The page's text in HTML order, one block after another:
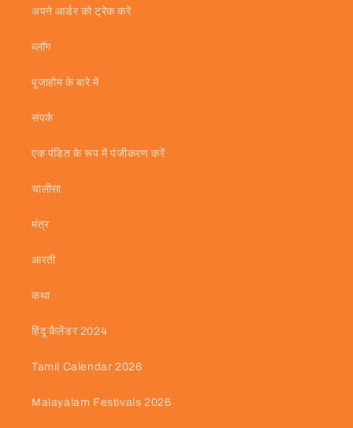
अपने आर्डर को ट्रेक करें
ब्लॉग
पूजाहोम के बारे में
संपर्क
एक पंडित के रूप में पंजीकरण करें
चालीसा
मंत्र
आरती
कथा
हिंदू कैलेंडर 2024
Tamil Calendar 2026
Malayalam Festivals 2026